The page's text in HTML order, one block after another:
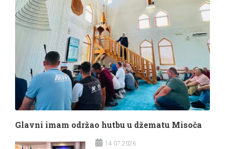
Glavni imam održao hutbu u džematu Misoča
14.07.2026